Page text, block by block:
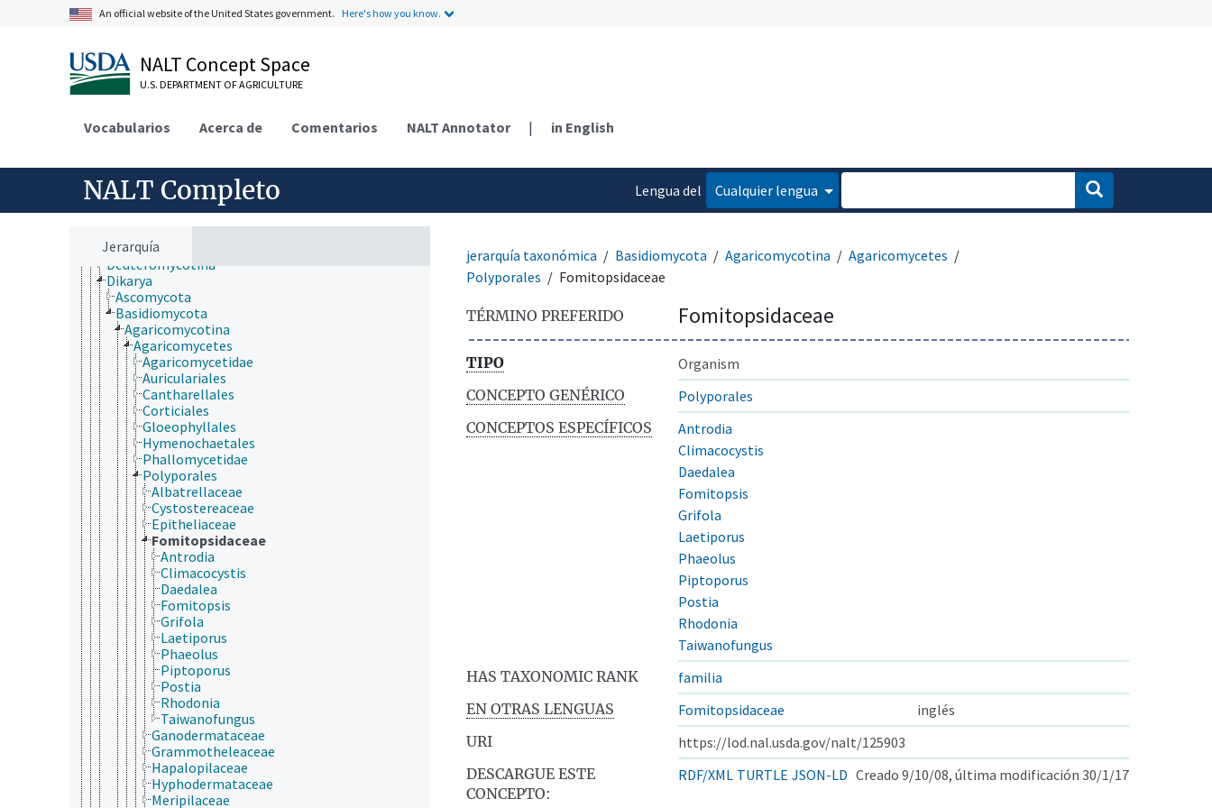
An official website of the United States government. Here's how you know.
NALT Concept Space
U.S. DEPARTMENT OF AGRICULTURE
Vocabularios Acerca de Comentarios NALT Annotator | in English
NALT Completo
Lengua del
Cualquier lengua
Jerarquía
ámbitos de estudio
animales, ganado, Una Sola Salud
fincas, sistemas de producción agrícola
jerarquía taxonómica
Animalia
Archaea
Chromista
Fungi (reino)
Deuteromycotina
Dikarya
Ascomycota
Basidiomycota
Agaricomycotina
Agaricomycetes
Agaricomycetidae
Auriculariales
Cantharellales
Corticiales
Gloeophyllales
Hymenochaetales
Phallomycetidae
Polyporales
Albatrellaceae
Cystostereaceae
Epitheliaceae
Fomitopsidaceae
Antrodia
Climacocystis
Daedalea
Fomitopsis
Grifola
Laetiporus
Phaeolus
Piptoporus
Postia
Rhodonia
Taiwanofungus
Ganodermataceae
Grammotheleaceae
Hapalopilaceae
Hyphodermataceae
Meripilaceae
jerarquía taxonómica Basidiomycota Agaricomycotina
Agaricomycetes
Polyporales
Fomitopsidaceae
TÉRMINO PREFERIDO Fomitopsidaceae
TIPO
Organism
CONCEPTO GENÉRICO
Polyporales
CONCEPTOS ESPECÍFICOS
Antrodia
Climacocystis
Daedalea
Fomitopsis
Grifola
Laetiporus
Phaeolus
Piptoporus
Postia
Rhodonia
Taiwanofungus
HAS TAXONOMIC RANK
familia
EN OTRAS LENGUAS
Fomitopsidaceae
inglés
URI
https://lod.nal.usda.gov/nalt/125903
DESCARGUE ESTE
CONCEPTO:
RDF/XML TURTLE JSON-LD Creado 9/10/08, última modificación 30/1/17